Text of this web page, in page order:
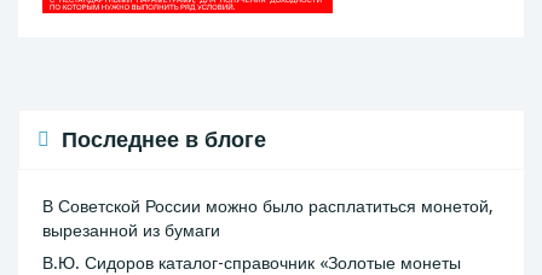
Последнее в блоге
В Советской России можно было расплатиться монетой,
вырезанной из бумаги
В.Ю. Сидоров каталог-справочник «Золотые монеты